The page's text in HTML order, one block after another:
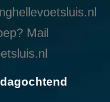
Mail